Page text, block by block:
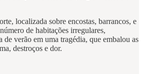
localizada sobre encostas, barrancos, e
de habitações irregulares,
de verão em uma tragédia, que embalou as
destroços e dor.